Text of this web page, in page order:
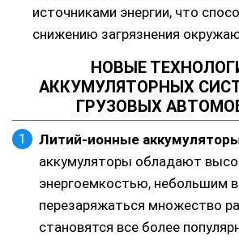
источниками энергии, что
снижению загрязнения
НОВЫЕ
АККУМУЛЯТОРНЫХ
ГРУЗОВЫХ
Литий-ионные
аккумуляторы обладают
энергоемкостью, небольшим
перезаряжаться множество
становятся все более